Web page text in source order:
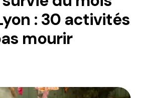
: 30 activités
mourir